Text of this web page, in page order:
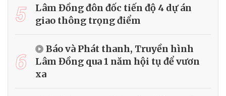
5
Lâm Đồng đôn đốc tiến độ 4 dự án
giao thông trọng điểm
6
Báo và Phát thanh, Truyền hình
Lâm Đồng qua 1 năm hội tụ để vươn
xa